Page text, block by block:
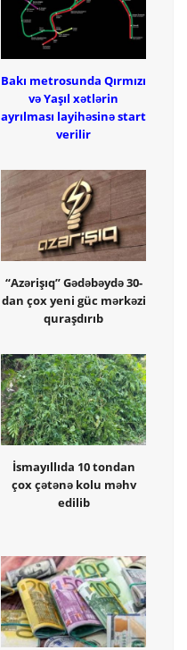
Bakı metrosunda Qırmızı
və Yaşıl xətlərin
ayrılması layihəsinə start
verilir
“Azərişıq” Gədəbəydə 30-
dan çox yeni güc mərkəzi
quraşdırıb
İsmayıllıda 10 tondan
çox çətənə kolu məhv
edilib